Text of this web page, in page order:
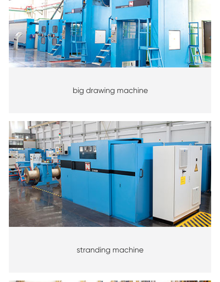
big drawing machine
stranding machine